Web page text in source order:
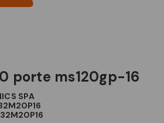
porte ms120gp-16
SPA